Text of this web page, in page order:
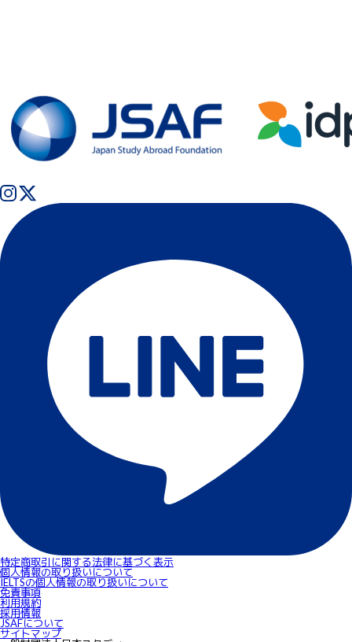
特定商取引に関する法律に基づく表示
個人情報の取り扱いについて
IELTSの個⼈情報の取り扱いについて
免責事項
利用規約
採用情報
JSAFについて
サイトマップ